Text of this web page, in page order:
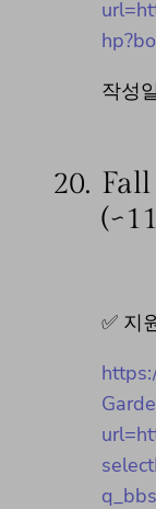
작성
20.
✅ 지